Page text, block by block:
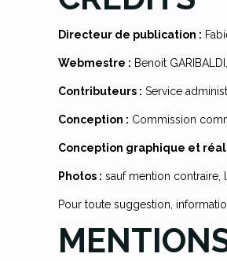
Directeur de publication :
Webmestre : Benoit
Contributeurs : Service
Conception : Commission
Conception graphique et
Photos : sauf mention
Pour toute suggestion,